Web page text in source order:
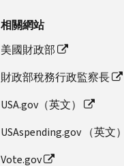
相關網站
美國財政部
財政部稅務行政監察長
USA.gov（英文）
USAspending.gov （英文）
Vote.gov